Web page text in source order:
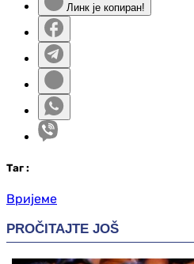
Линк је копиран!
Таг :
Вријеме